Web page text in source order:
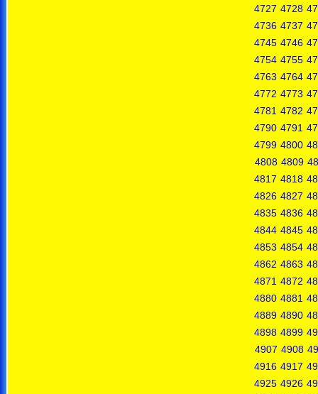
4727 4728
4736 4737
4745 4746
4754 4755
4763 4764
4772 4773
4781 4782
4790 4791
4799 4800
4808 4809
4817 4818
4826 4827
4835 4836
4844 4845
4853 4854
4862 4863
4871 4872
4880 4881
4889 4890
4898 4899
4907 4908
4916 4917
4925 4926